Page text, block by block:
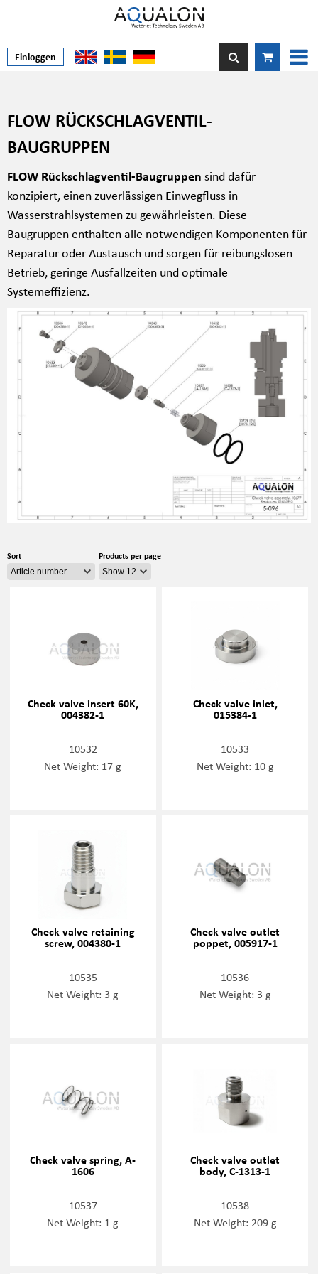
Einloggen
FLOW RÜCKSCHLAGVENTIL-
BAUGRUPPEN
FLOW Rückschlagventil-Baugruppen sind dafür
konzipiert, einen zuverlässigen Einwegfluss in
Wasserstrahlsystemen zu gewährleisten. Diese
Baugruppen enthalten alle notwendigen Komponenten für
Reparatur oder Austausch und sorgen für reibungslosen
Betrieb, geringe Ausfallzeiten und optimale
Systemeffizienz.
Sort Products per page
Check valve insert 60K,
004382-1
10532
Net Weight: 17 g
Check valve inlet,
015384-1
10533
Net Weight: 10 g
Check valve retaining
screw, 004380-1
10535
Net Weight: 3 g
Check valve outlet
poppet, 005917-1
10536
Net Weight: 3 g
Check valve spring, A-
1606
10537
Net Weight: 1 g
Check valve outlet
body, C-1313-1
10538
Net Weight: 209 g